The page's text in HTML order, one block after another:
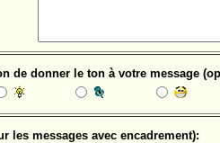
de donner le ton à votre message
les messages avec encadrement):